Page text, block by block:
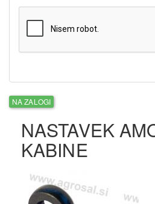
NA ZALOGI
NASTAVEK
KABINE